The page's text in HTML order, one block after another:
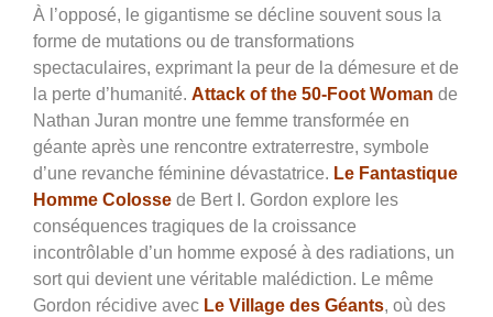
À l’opposé, le gigantisme se décline souvent sous la
forme de mutations ou de transformations
spectaculaires, exprimant la peur de la démesure et de
la perte d’humanité. Attack of the 50-Foot Woman de
Nathan Juran montre une femme transformée en
géante après une rencontre extraterrestre, symbole
d’une revanche féminine dévastatrice. Le Fantastique
Homme Colosse de Bert I. Gordon explore les
conséquences tragiques de la croissance
incontrôlable d’un homme exposé à des radiations, un
sort qui devient une véritable malédiction. Le même
Gordon récidive avec Le Village des Géants, où des